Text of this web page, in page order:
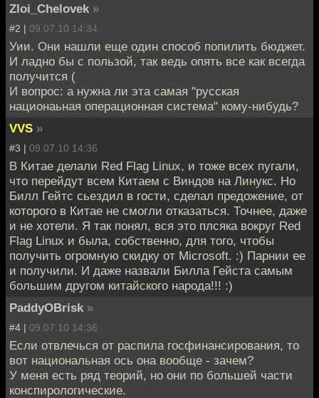
Zloi_Chelovek »
#2 | 09.07.10 14:34
Уии. Они нашли еще один способ попилить бюджет.
И ладно бы с пользой, так ведь опять все как всегда
получится (
И вопрос: а нужна ли эта самая "русская
национаьная операционная система" кому-нибудь?
VVS »
#3 | 09.07.10 14:36
В Китае делали Red Flag Linux, и тоже всех пугали,
что перейдут всем Китаем с Виндов на Линукс. Но
Билл Гейтс сьездил в гости, сделал предожение, от
которого в Китае не смогли отказаться. Точнее, даже
и не хотели. Я так понял, вся это плсяка вокруг Red
Flag Linux и была, собственно, для того, чтобы
получить огромную скидку от Microsoft. :) Парнии ее
и получили. И даже назвали Билла Гейста самым
большим другом китайского народа!!! :)
PaddyOBrisk »
#4 | 09.07.10 14:36
Если отвлечься от распила госфинансирования, то
вот национальная ось она вообще - зачем?
У меня есть ряд теорий, но они по большей части
конспирологические.